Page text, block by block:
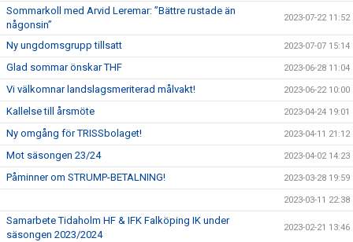
Sommarkoll med Arvid Leremar: ”Bättre rustade än
någonsin”
2023-07-22 11:52
Ny ungdomsgrupp tillsatt 2023-07-07 15:14
Glad sommar önskar THF 2023-06-28 11:04
Vi välkomnar landslagsmeriterad målvakt! 2023-06-22 10:00
Kallelse till årsmöte 2023-04-24 19:01
Ny omgång för TRISSbolaget! 2023-04-11 21:12
Mot säsongen 23/24 2023-04-02 14:23
Påminner om STRUMP-BETALNING! 2023-03-28 19:59
2023-03-11 22:38
Samarbete Tidaholm HF & IFK Falköping IK under
säsongen 2023/2024
2023-02-21 13:46